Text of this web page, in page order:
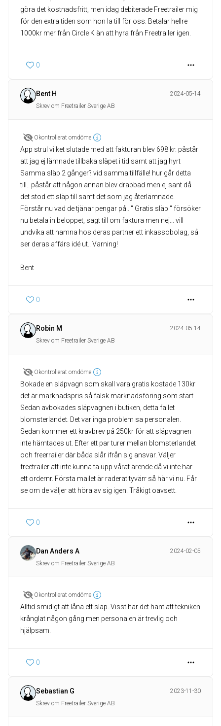
göra det kostnadsfritt, men idag debiterade Freetrailer mig
för den extra tiden som hon la till för oss. Betalar hellre
1000kr mer från Circle K än att hyra från Freetrailer igen.
0
Bent H
2024-05-14
Skrev om Freetrailer Sverige AB
Okontrollerat omdöme
App strul vilket slutade med att fakturan blev 698 kr. påstår
att jag ej lämnade tillbaka släpet i tid samt att jag hyrt
Samma släp 2 gånger? vid samma tillfälle! hur går detta
till.. påstår att någon annan blev drabbad men ej sant då
det stod ett släp till samt det som jag återlämnade.
Förstår nu vad de tjänar pengar på.. " Gratis släp " försöker
nu betala in beloppet, sagt till om faktura men nej... vill
undvika att hamna hos deras partner ett inkassobolag, så
ser deras affärs idé ut.. Varning!
Bent
0
Robin M
2024-05-14
Skrev om Freetrailer Sverige AB
Okontrollerat omdöme
Bokade en släpvagn som skall vara gratis kostade 130kr
det är marknadspris så falsk marknadsföring som start.
Sedan avbokades släpvagnen i butiken, detta fallet
blomsterlandet. Det var inga problem sa personalen.
Sedan kommer ett kravbrev på 250kr för att släpvagnen
inte hämtades ut. Efter ett par turer mellan blomsterlandet
och freerrailer där båda slår ifrån sig ansvar. Väljer
freetrailer att inte kunna ta upp vårat ärende då vi inte har
ett ordernr. Första mailet är raderat tyvärr så här vi nu. Får
se om de väljer att höra av sig igen. Tråkigt oavsett.
0
Dan Anders A
2024-02-05
Skrev om Freetrailer Sverige AB
Okontrollerat omdöme
Alltid smidigt att låna ett släp. Visst har det hänt att tekniken
krånglat någon gång men personalen är trevlig och
hjälpsam.
0
Sebastian G
2023-11-30
Skrev om Freetrailer Sverige AB